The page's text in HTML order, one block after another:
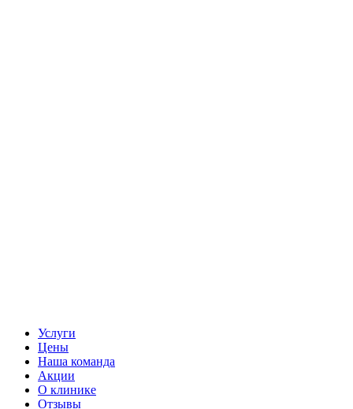
Услуги
Цены
Наша команда
Акции
О клинике
Отзывы